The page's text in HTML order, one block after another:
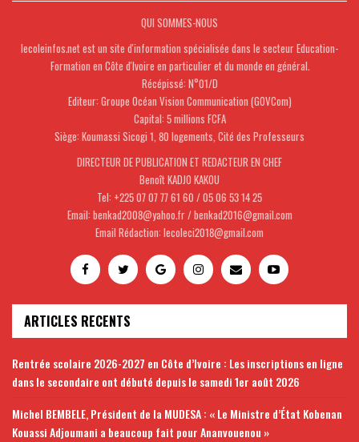
QUI SOMMES-NOUS
lecoleinfos.net est un site d'information spécialisée dans le secteur Education-
Formation en Côte d'Ivoire en particulier et du monde en général.
Récépissé: N°01/D
Editeur: Groupe Océan Vision Communication (GOVCom)
Capital: 5 millions FCFA
Siège: Koumassi Sicogi 1, 80 logements, Cité des Professeurs
DIRECTEUR DE PUBLICATION ET REDACTEUR EN CHEF
Benoît KADJO KAKOU
Tel: +225 07 07 77 61 60 / 05 06 53 14 25
Email: benkad2008@yahoo.fr / benkad2016@gmail.com
Email Rédaction: lecoleci2018@gmail.com
ARTICLES RECENTS
Rentrée scolaire 2026-2027 en Côte d’Ivoire : Les inscriptions en ligne
dans le secondaire ont débuté depuis le samedi 1er août 2026
Michel BEMBELE, Président de la MUDESA : « Le Ministre d’État Kobenan
Kouassi Adjoumani a beaucoup fait pour Ananvouenou »